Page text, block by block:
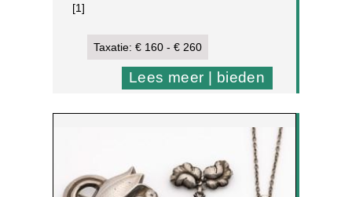
[1]
Taxatie: € 160 - € 260
Lees meer | bieden